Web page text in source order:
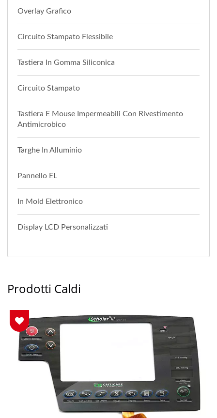
Overlay Grafico
Circuito Stampato Flessibile
Tastiera In Gomma Siliconica
Circuito Stampato
Tastiera E Mouse Impermeabili Con Rivestimento
Antimicrobico
Targhe In Alluminio
Pannello EL
In Mold Elettronico
Display LCD Personalizzati
Prodotti Caldi